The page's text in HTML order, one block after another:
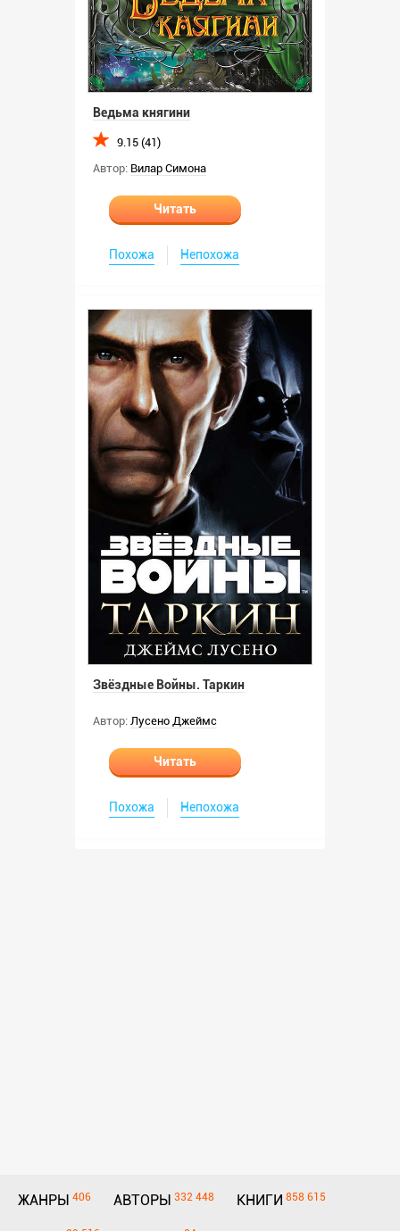
Ведьма княгини
9.15 (41)
Автор: Вилар Симона
Читать
Похожа Непохожа
Звёздные Войны. Таркин
Автор: Лусено Джеймс
Читать
Похожа Непохожа
ЖАНРЫ 406 АВТОРЫ 332 448 КНИГИ 858 615